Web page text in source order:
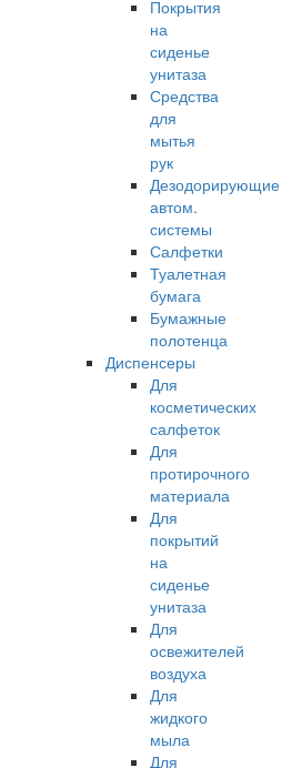
Покрытия
на
сиденье
унитаза
Средства
для
мытья
рук
Дезодорирующие
автом.
системы
Салфетки
Туалетная
бумага
Бумажные
полотенца
Диспенсеры
Для
косметических
салфеток
Для
протирочного
материала
Для
покрытий
на
сиденье
унитаза
Для
освежителей
воздуха
Для
жидкого
мыла
Для